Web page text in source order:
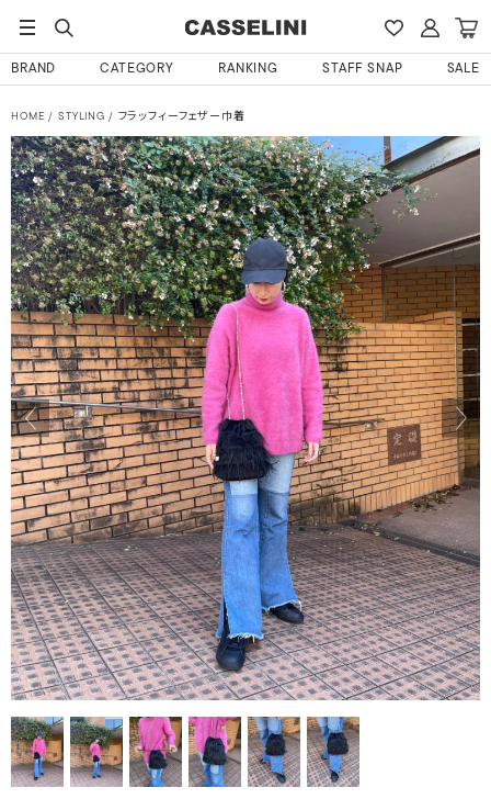
BRAND CATEGORY RANKING STAFF SNAP SALE
HOME STYLING フラッフィーフェザー巾着